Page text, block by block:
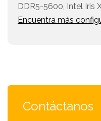
DDR5-5600, Intel Iris
Encuentra más
Contáctanos